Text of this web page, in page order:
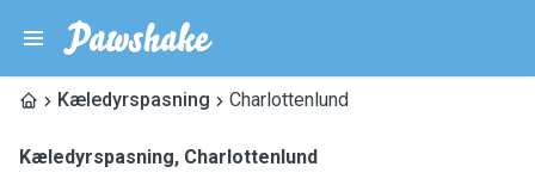
Kæledyrspasning Charlottenlund
Kæledyrspasning, Charlottenlund